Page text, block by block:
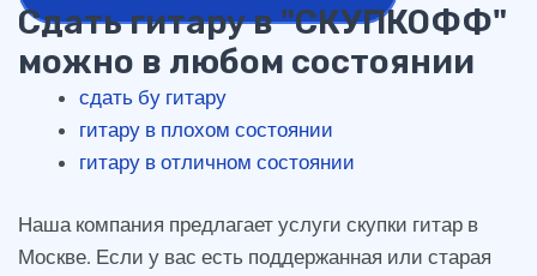
Сдать гитару в "СКУПКОФФ"
можно в любом состоянии
сдать бу гитару
гитару в плохом состоянии
гитару в отличном состоянии
Наша компания предлагает услуги скупки гитар в
Москве. Если у вас есть поддержанная или старая